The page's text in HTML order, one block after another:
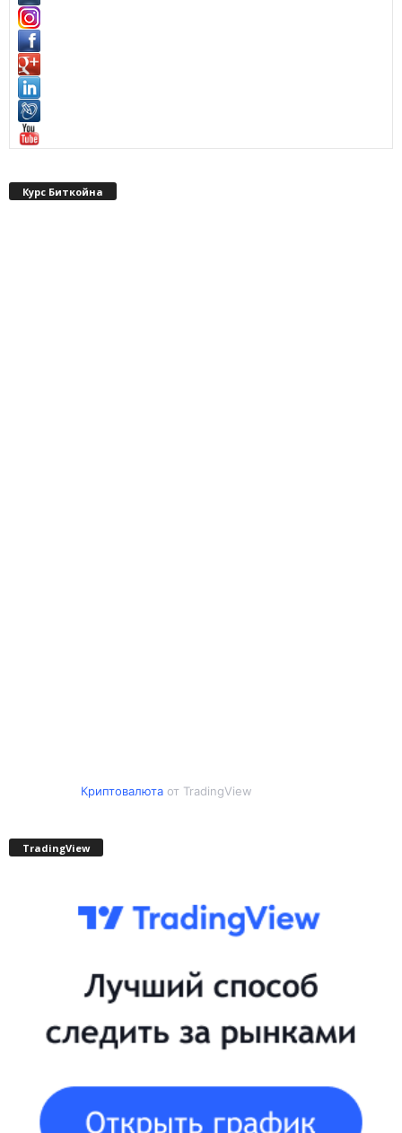
Курс Биткойна
Криптовалютаот TradingView
TradingView